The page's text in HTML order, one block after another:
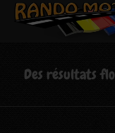
Des résultats